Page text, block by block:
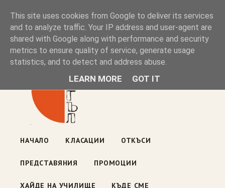
Книжен ъгъл
Блог на книжарницата — класации, откъси, нови книги
ул. „Оборище" 117, София· пон–пет 10:00–19:00 ·
НАЧАЛО КЛАСАЦИИ ОТКЪСИ
ПРЕДСТАВЯНИЯ ПРОМОЦИИ
ХАЙДЕ НА УЧИЛИЩЕ КЪДЕ СМЕ
This site uses cookies from Google to deliver its services
and to analyze traffic. Your IP address and user-agent are
shared with Google along with performance and security
metrics to ensure quality of service, generate usage
statistics, and to detect and address abuse.
LEARN MORE GOT IT